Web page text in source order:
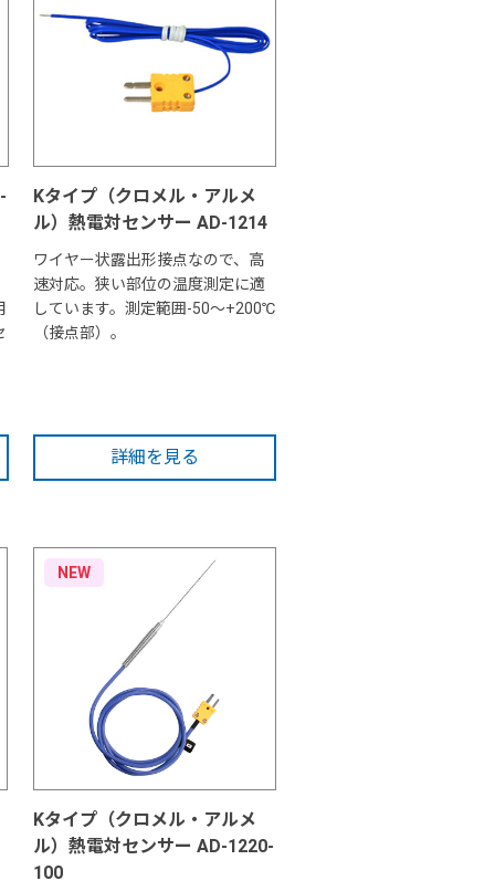
Kタイプ（クロメル・アルメ
ル）熱電対センサー AD-1214
ワイヤー状露出形接点なので、高
速対応。狭い部位の温度測定に適
しています。測定範囲-50～+200℃
（接点部）。
詳細を見る
NEW
Kタイプ（クロメル・アルメ
ル）熱電対センサー AD-1220-
100